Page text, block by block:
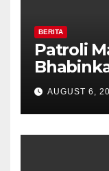
BERITA
Patroli
Pilar
Perkuat
Diajak
AUGUST 6,